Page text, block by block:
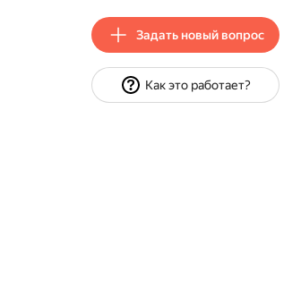
Задать новый вопрос
Как это работает?